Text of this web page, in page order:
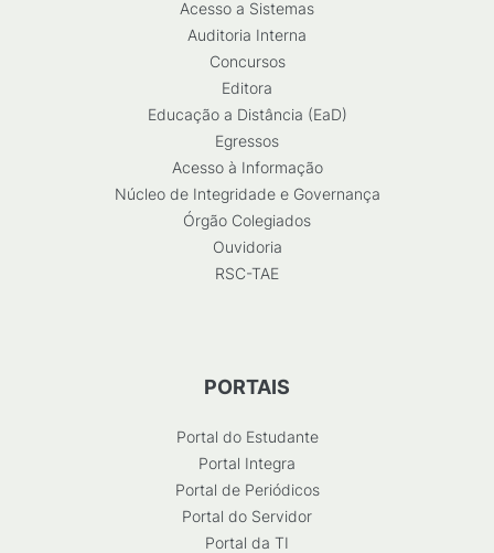
Acesso a Sistemas
Auditoria Interna
Concursos
Editora
Educação a Distância (EaD)
Egressos
Acesso à Informação
Núcleo de Integridade e Governança
Órgão Colegiados
Ouvidoria
RSC-TAE
PORTAIS
Portal do Estudante
Portal Integra
Portal de Periódicos
Portal do Servidor
Portal da TI